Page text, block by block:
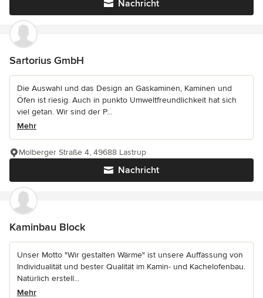
Nachricht
Sartorius GmbH
Die Auswahl und das Design an Gaskaminen, Kaminen und
Öfen ist riesig. Auch in punkto Umweltfreundlichkeit hat sich
viel getan. Wir sind der P...
Mehr
Nachricht
Molberger Straße 4, 49688 Lastrup
Kaminbau Block
Unser Motto "Wir gestalten Wärme" ist unsere Auffassung von
Individualität und bester Qualität im Kamin- und Kachelofenbau.
Natürlich erstell...
Mehr